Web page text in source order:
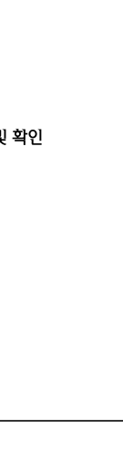
확인